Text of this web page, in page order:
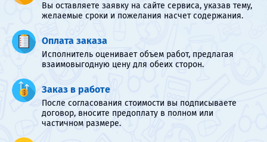
Вы оставляете заявку на сайте сервиса, указав тему,
желаемые сроки и пожелания насчет содержания.
Оплата заказа
Исполнитель оценивает объем работ, предлагая
взаимовыгодную цену для обеих сторон.
Заказ в работе
После согласования стоимости вы подписываете
договор, вносите предоплату в полном или
частичном размере.